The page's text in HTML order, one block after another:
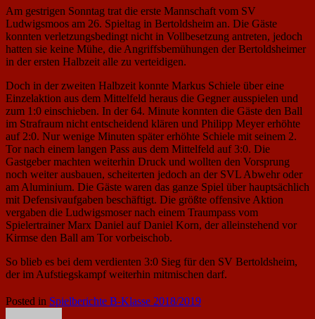
Am gestrigen Sonntag trat die erste Mannschaft vom SV
Ludwigsmoos am 26. Spieltag in Bertoldsheim an. Die Gäste
konnten verletzungsbedingt nicht in Vollbesetzung antreten, jedoch
hatten sie keine Mühe, die Angriffsbemühungen der Bertoldsheimer
in der ersten Halbzeit alle zu verteidigen.
Doch in der zweiten Halbzeit konnte Markus Schiele über eine
Einzelaktion aus dem Mittelfeld heraus die Gegner ausspielen und
zum 1:0 einschieben. In der 64. Minute konnten die Gäste den Ball
im Strafraum nicht entscheidend klären und Philipp Meyer erhöhte
auf 2:0. Nur wenige Minuten später erhöhte Schiele mit seinem 2.
Tor nach einem langen Pass aus dem Mittelfeld auf 3:0. Die
Gastgeber machten weiterhin Druck und wollten den Vorsprung
noch weiter ausbauen, scheiterten jedoch an der SVL Abwehr oder
am Aluminium. Die Gäste waren das ganze Spiel über hauptsächlich
mit Defensivaufgaben beschäftigt. Die größte offensive Aktion
vergaben die Ludwigsmoser nach einem Traumpass vom
Spielertrainer Marx Daniel auf Daniel Korn, der alleinstehend vor
Kirmse den Ball am Tor vorbeischob.
So blieb es bei dem verdienten 3:0 Sieg für den SV Bertoldsheim,
der im Aufstiegskampf weiterhin mitmischen darf.
Posted in Spielberichte B-Klasse 2018/2019